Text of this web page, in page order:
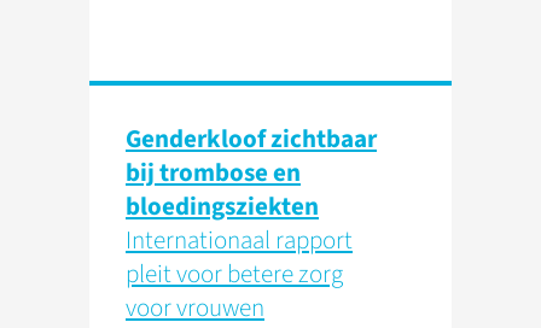
Genderkloof zichtbaar
bij trombose en
bloedingsziekten
Internationaal rapport
pleit voor betere zorg
voor vrouwen